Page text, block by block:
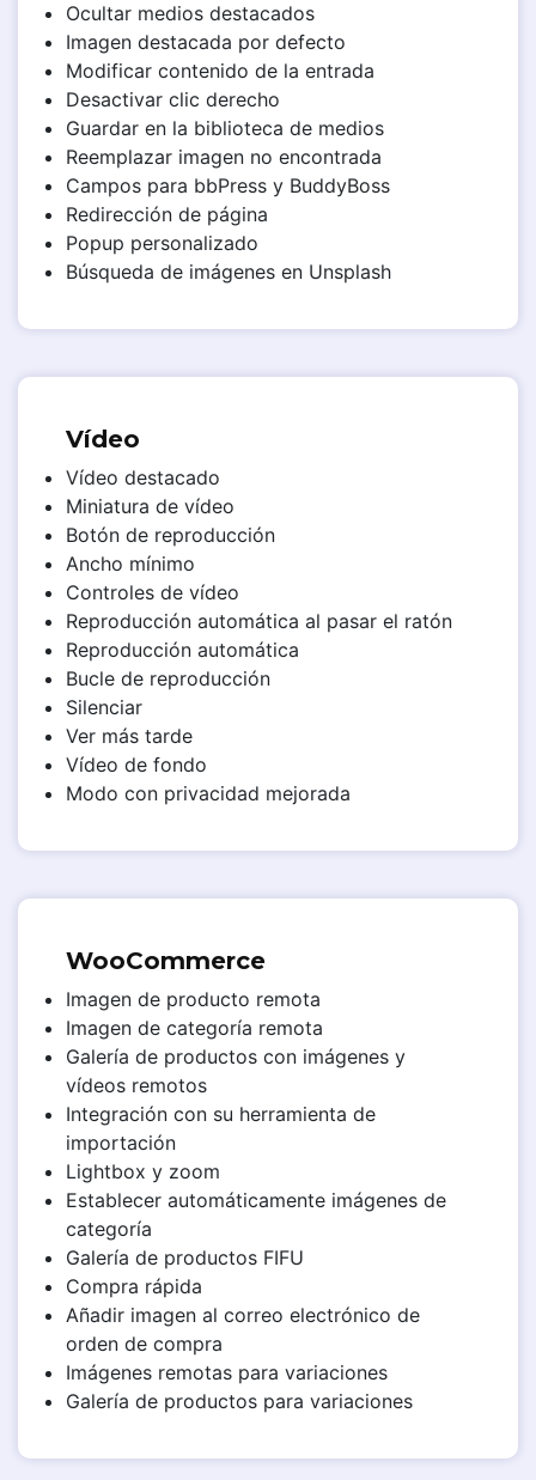
Ocultar medios destacados
Imagen destacada por defecto
Modificar contenido de la entrada
Desactivar clic derecho
Guardar en la biblioteca de medios
Reemplazar imagen no encontrada
Campos para bbPress y BuddyBoss
Redirección de página
Popup personalizado
Búsqueda de imágenes en Unsplash
Vídeo
Vídeo destacado
Miniatura de vídeo
Botón de reproducción
Ancho mínimo
Controles de vídeo
Reproducción automática al pasar el ratón
Reproducción automática
Bucle de reproducción
Silenciar
Ver más tarde
Vídeo de fondo
Modo con privacidad mejorada
WooCommerce
Imagen de producto remota
Imagen de categoría remota
Galería de productos con imágenes y
vídeos remotos
Integración con su herramienta de
importación
Lightbox y zoom
Establecer automáticamente imágenes de
categoría
Galería de productos FIFU
Compra rápida
Añadir imagen al correo electrónico de
orden de compra
Imágenes remotas para variaciones
Galería de productos para variaciones